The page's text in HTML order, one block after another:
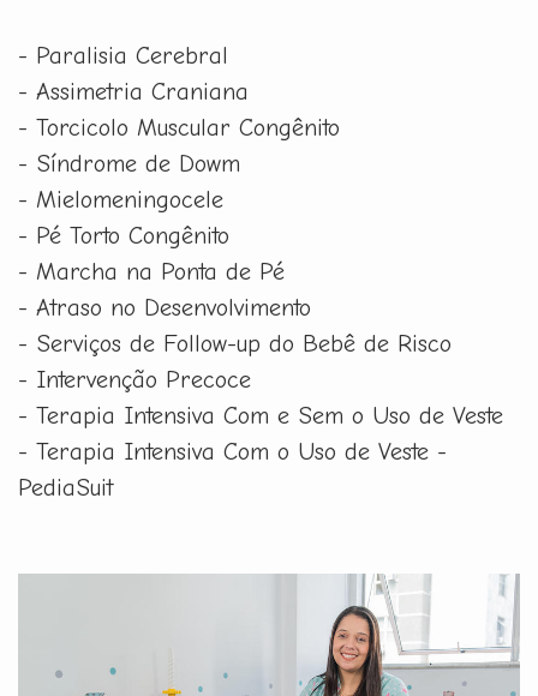
- Paralisia Cerebral
- Assimetria Craniana
- Torcicolo Muscular Congênito
- Síndrome de Dowm
- Mielomeningocele
- Pé Torto Congênito
- Marcha na Ponta de Pé
- Atraso no Desenvolvimento
- Serviços de Follow-up do Bebê de Risco
- Intervenção Precoce
- Terapia Intensiva Com e Sem o Uso de Veste
- Terapia Intensiva Com o Uso de Veste -
PediaSuit